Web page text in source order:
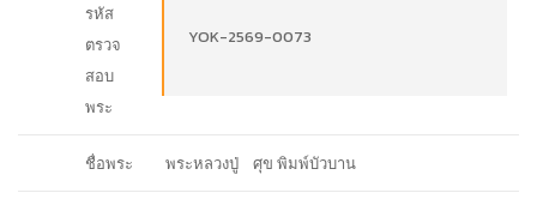
รหัส
ตรวจ
สอบ
พระ
YOK-2569-0073
ชื่อพระ พระหลวงปู่ ศุข พิมพ์บัวบาน